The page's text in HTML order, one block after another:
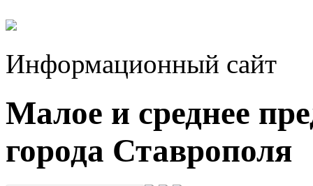
Информационный сайт
Малое и среднее
города Ставрополя